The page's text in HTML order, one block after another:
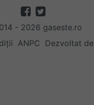
- 2026 gaseste.ro
ANPC Dezvoltat de